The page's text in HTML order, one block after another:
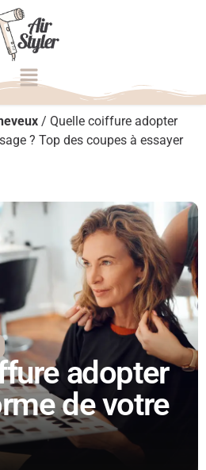
/ Quelle coiffure adopter
? Top des coupes à essayer
adopter
de votre